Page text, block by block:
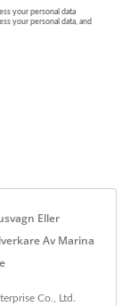
Eller
Av Marina
Co., Ltd.